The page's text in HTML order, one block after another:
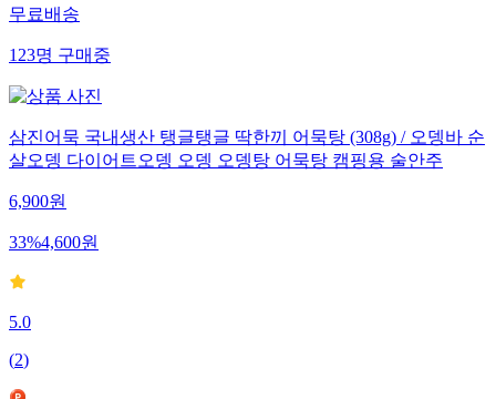
무료배송
123명 구매중
삼진어묵 국내생산 탱글탱글 딱한끼 어묵탕 (308g) / 오뎅바 순
살오뎅 다이어트오뎅 오뎅 오뎅탕 어묵탕 캠핑용 술안주
6,900원
33%4,600원
5.0
(2)